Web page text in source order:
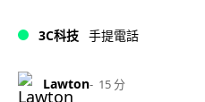
3C科技 手提電話
Lawton 15 分